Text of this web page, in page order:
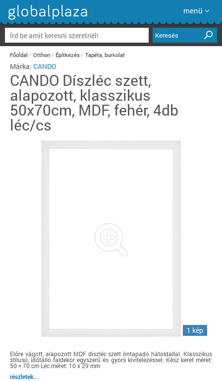
menü
Keresés
Főoldal Otthon Építkezés Tapéta, burkolat
Márka: CANDO
CANDO Díszléc szett,
alapozott, klasszikus
50x70cm, MDF, fehér, 4db
léc/cs
1 kép
Előre vágott, alapozott MDF díszléc szett öntapadó hátoldallal. Klasszikus
stílusú, időtálló faldekor egyszerű és gyors kivitelezéssel. Kész keret méret:
50 × 70 cm Léc méret: 10 x 29 mm
részletek...